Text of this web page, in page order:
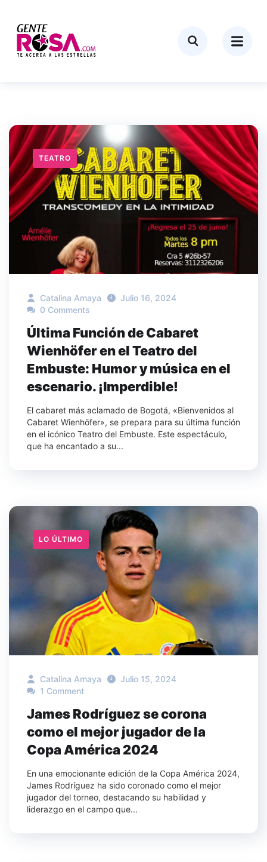
TEATRO
Catalina Amaya
Julio 16, 2024
0 Comments
Última Función de Cabaret
Wienhöfer en el Teatro del
Embuste: Humor y música en el
escenario. ¡Imperdible!
El cabaret más aclamado de Bogotá, «Bienvenidos al
Cabaret Wienhöfer», se prepara para su última función
en el icónico Teatro del Embuste. Este espectáculo,
que ha encantado a su...
LO ÚLTIMO
Catalina Amaya
Julio 15, 2024
1 Comment
James Rodríguez se corona
como el mejor jugador de la
Copa América 2024
En una emocionante edición de la Copa América 2024,
James Rodríguez ha sido coronado como el mejor
jugador del torneo, destacando su habilidad y
liderazgo en el campo que...